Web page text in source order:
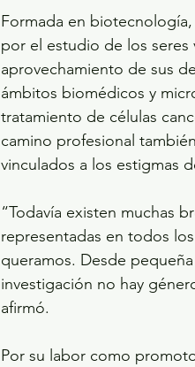
Formada en
por el estudio de los seres
aprovechamiento de sus
ámbitos biomédicos y
tratamiento de células
camino profesional
vinculados a los estigmas
“Todavía existen muchas
representadas en todos
queramos. Desde
investigación no hay
afirmó.
Por su labor como